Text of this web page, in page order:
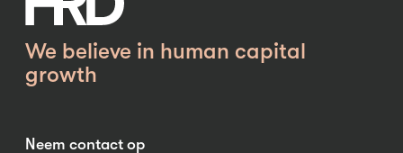
We believe in human capital
growth
Neem contact op